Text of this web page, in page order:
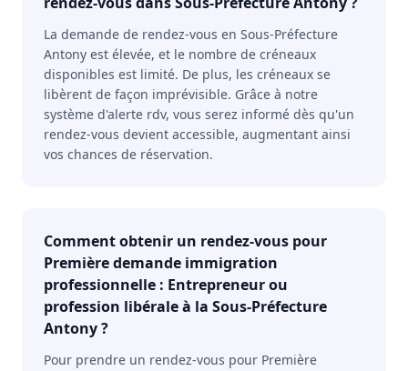
La demande de rendez-vous en Sous-Préfecture
Antony est élevée, et le nombre de créneaux
disponibles est limité. De plus, les créneaux se
libèrent de façon imprévisible. Grâce à notre
système d'alerte rdv, vous serez informé dès qu'un
rendez-vous devient accessible, augmentant ainsi
vos chances de réservation.
Comment obtenir un rendez-vous pour
Première demande immigration
professionnelle : Entrepreneur ou
profession libérale à la Sous-Préfecture
Antony ?
Pour prendre un rendez-vous pour Première